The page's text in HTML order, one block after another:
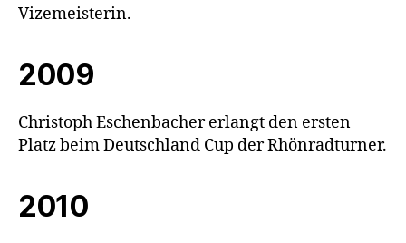
Vizemeisterin.
2009
Christoph Eschenbacher erlangt den ersten
Platz beim Deutschland Cup der Rhönradturner.
2010